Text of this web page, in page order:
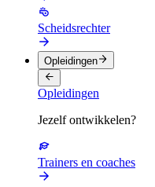
Scheidsrechter
Opleidingen
Opleidingen
Jezelf ontwikkelen?
Trainers en coaches